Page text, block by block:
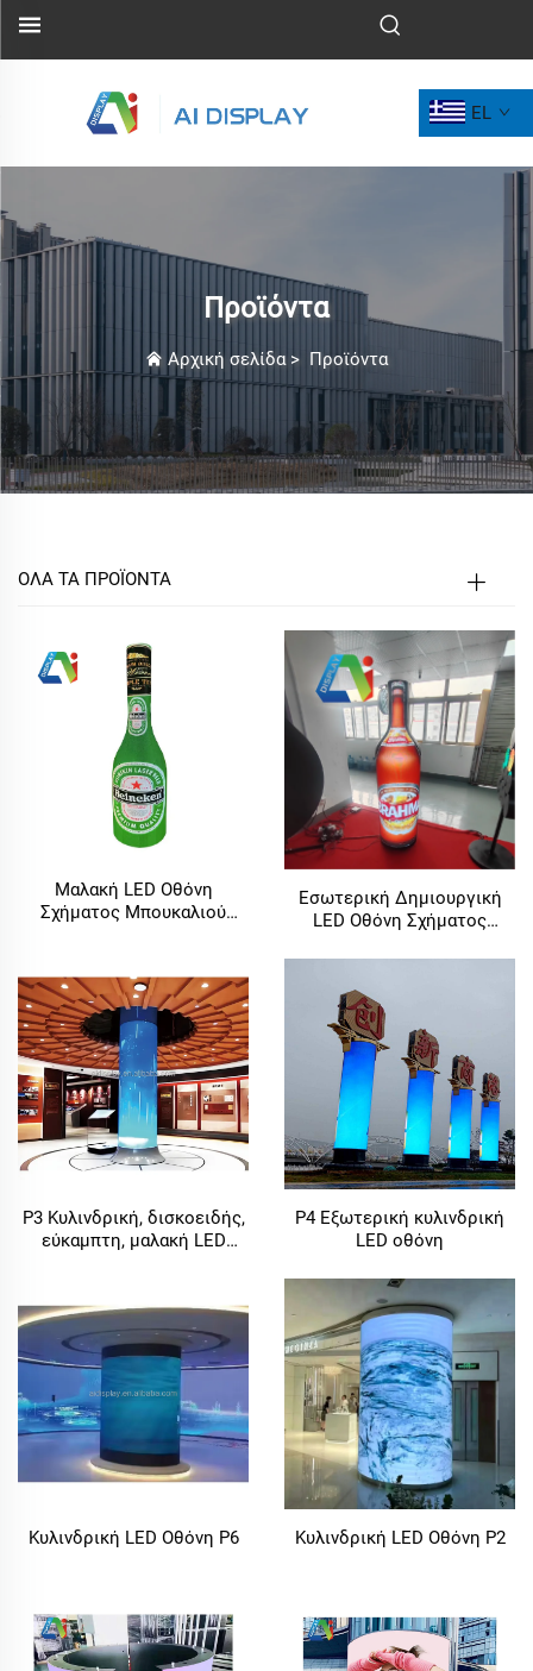
EL
Προϊόντα
Αρχική σελίδα > Προϊόντα
ΟΛΑ ΤΑ ΠΡΟΪΟΝΤΑ
Μαλακή LED Οθόνη
Σχήματος Μπουκαλιού
Οθόνη Μπύρας
Εσωτερική Δημιουργική
LED Οθόνη Σχήματος
P3 Κυλινδρική, δισκοειδής,
εύκαμπτη, μαλακή LED
P4 Εξωτερική κυλινδρική
LED οθόνη
Κυλινδρική LED Οθόνη P6 Κυλινδρική LED Οθόνη P2